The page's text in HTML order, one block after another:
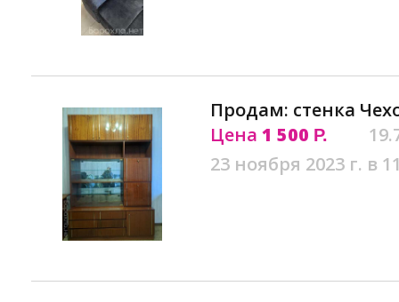
Продам: стенка
Цена 1 500 Р.
23 ноября 2023 г. в